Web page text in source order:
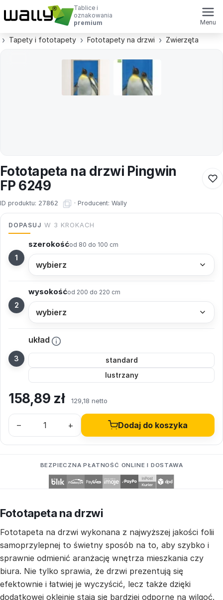
Tablice i
oznakowania
premium
Menu
Tapety i fototapety Fototapety na drzwi Zwierzęta
Fototapeta na drzwi Pingwin
FP 6249
ID produktu: 27862 · Producent: Wally
DOPASUJ W 3 KROKACH
szerokośćod 80 do 100 cm
wysokośćod 200 do 220 cm
układ
standard
lustrzany
158,89 zł 129,18 netto
– + Dodaj do koszyka
BEZPIECZNA PŁATNOŚĆ ONLINE I DOSTAWA
Fototapeta na drzwi
Fototapeta na drzwi wykonana z najwyższej jakości folii
samoprzylepnej to świetny sposób na to, aby szybko i
sprawnie odmienić aranżację wnętrza mieszkania czy
biura. Nie tylko sprawia, że drzwi prezentują się
efektownie i łatwiej je wyczyścić, lecz także dzięki
dodatkowej okleinie stają się bardziej odporne na wilgoć.